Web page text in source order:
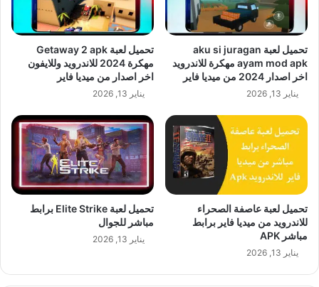
تحميل لعبة aku si juragan
ayam mod apk مهكرة للاندرويد
اخر اصدار 2024 من ميديا فاير
يناير 13, 2026
تحميل لعبة Getaway 2 apk
مهكرة 2024 للاندرويد وللايفون
اخر اصدار من ميديا فاير
يناير 13, 2026
تحميل لعبة عاصفة الصحراء
للاندرويد من ميديا فاير برابط
مباشر APK
يناير 13, 2026
تحميل لعبة Elite Strike برابط
مباشر للجوال
يناير 13, 2026